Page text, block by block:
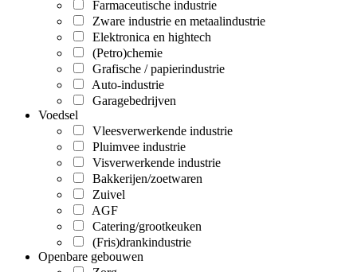
Farmaceutische industrie
Zware industrie en metaalindustrie
Elektronica en hightech
(Petro)chemie
Grafische / papierindustrie
Auto-industrie
Garagebedrijven
Voedsel
Vleesverwerkende industrie
Pluimvee industrie
Visverwerkende industrie
Bakkerijen/zoetwaren
Zuivel
AGF
Catering/grootkeuken
(Fris)drankindustrie
Openbare gebouwen